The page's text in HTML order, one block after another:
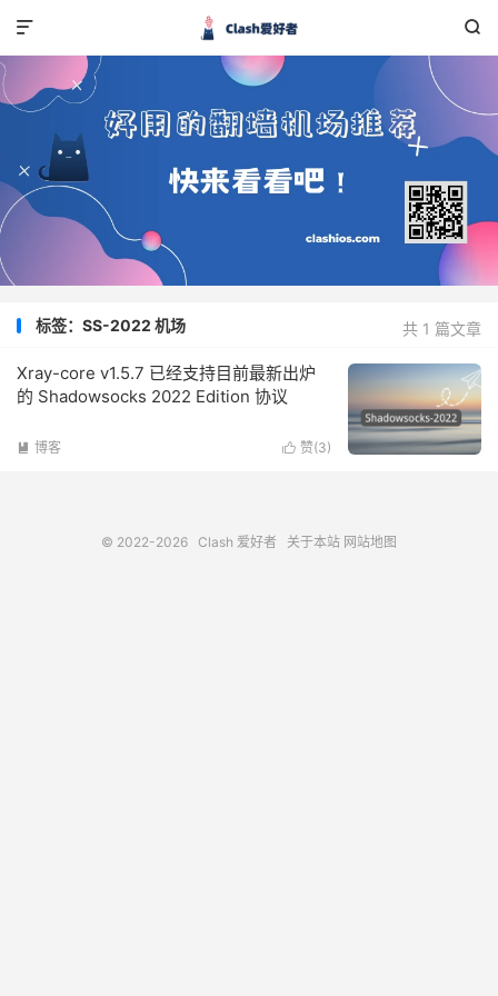


共 1 篇文章
标签：SS-2022 机场
Xray-core v1.5.7 已经支持目前最新出炉
的 Shadowsocks 2022 Edition 协议
 赞(3)
 博客
© 2022-2026 Clash 爱好者 关于本站 网站地图